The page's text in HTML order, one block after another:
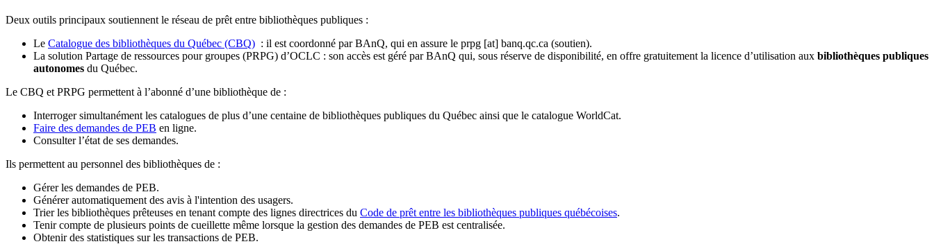
Deux outils principaux soutiennent le réseau de prêt entre bibliothèques publiques :
Le Catalogue des bibliothèques du Québec (CBQ) : il est coordonné par BAnQ, qui en assure le prpg [at] banq.qc.ca (soutien).
La solution Partage de ressources pour groupes (PRPG) d’OCLC : son accès est géré par BAnQ qui, sous réserve de disponibilité, en offre gratuitement la licence d’utilisation aux bibliothèques publiques
autonomes du Québec.
Le CBQ et PRPG permettent à l’abonné d’une bibliothèque de :
Interroger simultanément les catalogues de plus d’une centaine de bibliothèques publiques du Québec ainsi que le catalogue WorldCat.
Faire des demandes de PEB en ligne.
Consulter l’état de ses demandes.
Ils permettent au personnel des bibliothèques de :
Gérer les demandes de PEB.
Générer automatiquement des avis à l'intention des usagers.
Trier les bibliothèques prêteuses en tenant compte des lignes directrices du Code de prêt entre les bibliothèques publiques québécoises.
Tenir compte de plusieurs points de cueillette même lorsque la gestion des demandes de PEB est centralisée.
Obtenir des statistiques sur les transactions de PEB.